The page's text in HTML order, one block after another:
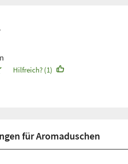
Hilfreich? (1)
für Aromaduschen